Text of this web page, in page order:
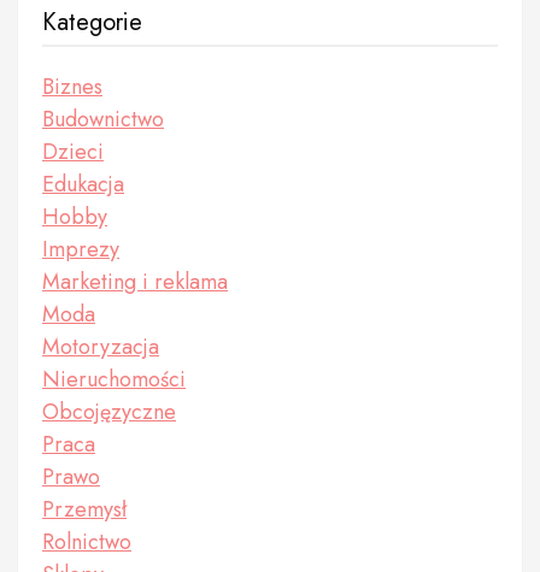
Kategorie
Biznes
Budownictwo
Dzieci
Edukacja
Hobby
Imprezy
Marketing i reklama
Moda
Motoryzacja
Nieruchomości
Obcojęzyczne
Praca
Prawo
Przemysł
Rolnictwo